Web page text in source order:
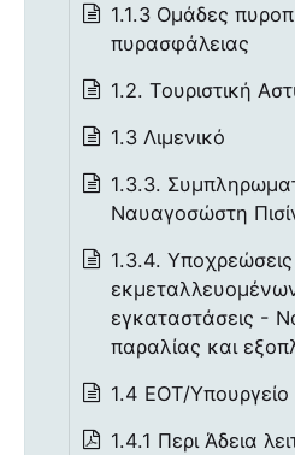
1.1.3 Ομάδες
πυρασφάλειας
1.2. Τουριστική
1.3 Λιμενικό
1.3.3.
Ναυαγοσώστη
1.3.4. Υποχρεώσεις
εγκαταστάσεις -
παραλίας και
1.4 ΕΟΤ/Υπουργείο
1.4.1 Περι Άδεια